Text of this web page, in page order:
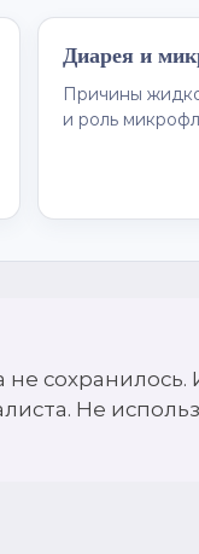
Диарея и
Причины
и роль
не
Не